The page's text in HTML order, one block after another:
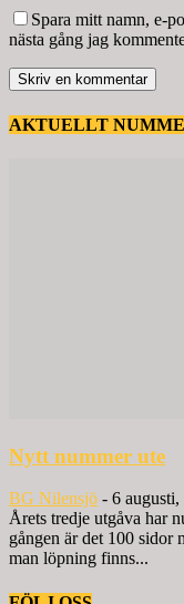
Spara mitt namn, e-
nästa gång jag
AKTUELLT
Nytt nummer ute
BG Nilensjö - 6 augusti,
Årets tredje utgåva har
gången är det 100 sidor
man löpning finns...